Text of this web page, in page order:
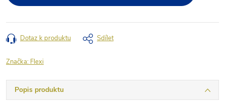
Dotaz k produktu Sdílet
Značka: Flexi
Popis produktu